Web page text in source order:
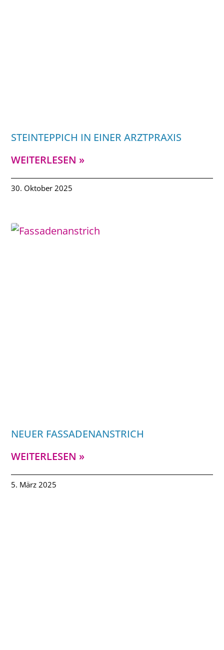
STEINTEPPICH IN EINER ARZTPRAXIS
WEITERLESEN »
30. Oktober 2025
NEUER FASSADENANSTRICH
WEITERLESEN »
5. März 2025